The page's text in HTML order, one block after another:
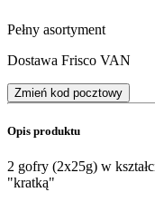
Pełny asortyment
Dostawa Frisco VAN
Zmień kod pocztowy
Opis produktu
2 gofry (2x25g) w
"kratką"